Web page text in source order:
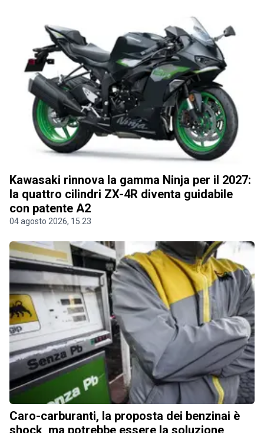
Kawasaki rinnova la gamma Ninja per il 2027:
la quattro cilindri ZX-4R diventa guidabile
con patente A2
04 agosto 2026, 15.23
Caro-carburanti, la proposta dei benzinai è
shock, ma potrebbe essere la soluzione